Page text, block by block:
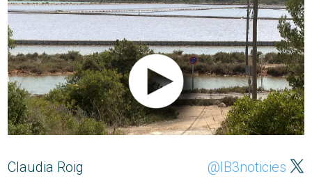
Claudia Roig @IB3noticies